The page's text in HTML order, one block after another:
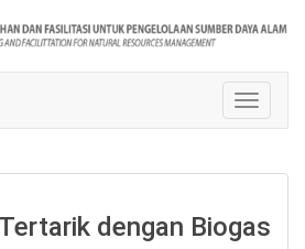
Toggle
dengan Biogas